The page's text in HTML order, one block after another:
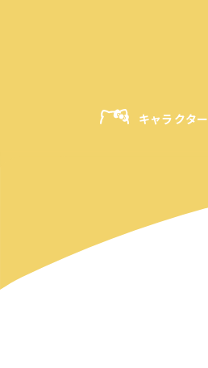
キャラクター